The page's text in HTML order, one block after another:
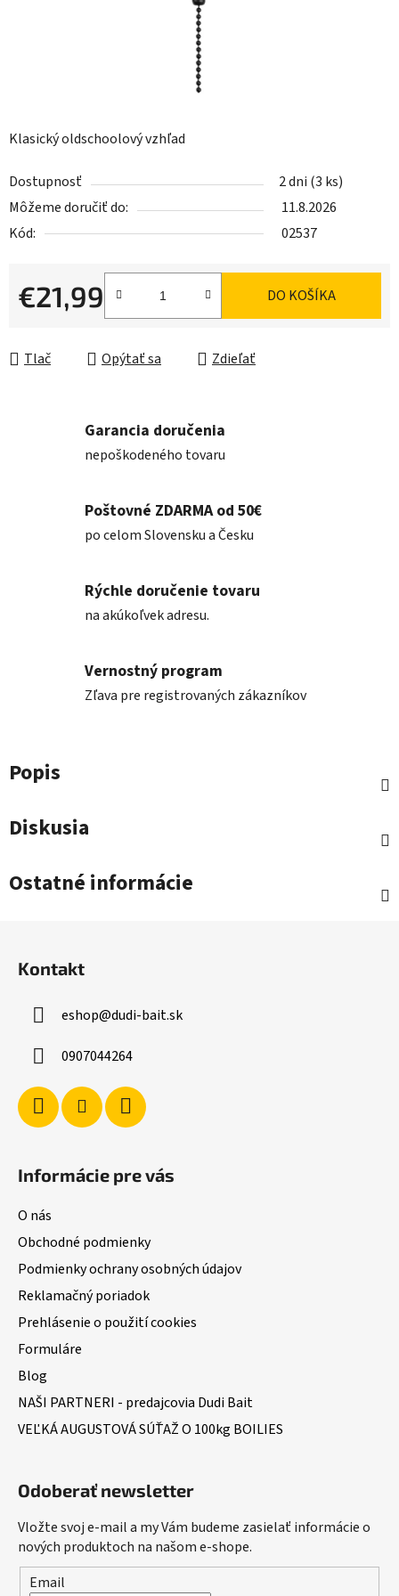
Klasický oldschoolový vzhľad
Dostupnosť 2 dni (3 ks)
Môžeme doručiť do:
11.8.2026
Kód:
02537
€21,99
Jednotková cena:
DO KOŠÍKA
Tlač Opýtať sa Zdieľať
Garancia doručenia
nepoškodeného tovaru
Poštovné ZDARMA od 50€
po celom Slovensku a Česku
Rýchle doručenie tovaru
na akúkoľvek adresu.
Vernostný program
Zľava pre registrovaných zákazníkov
Popis
Diskusia
Ostatné informácie
Kontakt
eshop@dudi-bait.sk
0907044264
Informácie pre vás
O nás
Obchodné podmienky
Podmienky ochrany osobných údajov
Reklamačný poriadok
Prehlásenie o použití cookies
Formuláre
Blog
NAŠI PARTNERI - predajcovia Dudi Bait
VEĽKÁ AUGUSTOVÁ SÚŤAŽ O 100kg BOILIES
Odoberať newsletter
Vložte svoj e-mail a my Vám budeme zasielať informácie o
nových produktoch na našom e-shope.
Email